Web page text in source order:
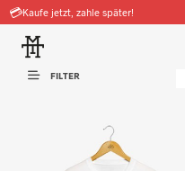
💳Kaufe jetzt, zahle später!
FILTER